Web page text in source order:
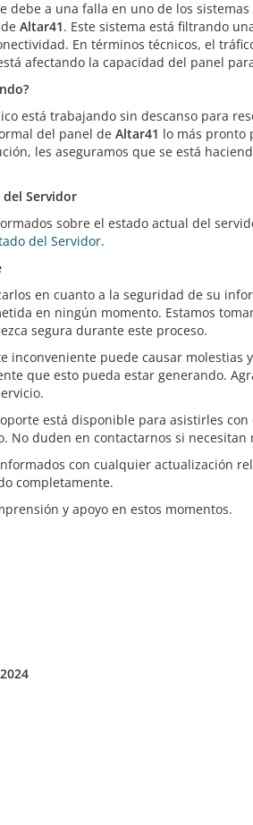
debe a una falla en uno de los
Altar41. Este sistema está filtrando
En términos técnicos, el
afectando la capacidad del panel
está trabajando sin descanso para
del panel de Altar41 lo más pronto
les aseguramos que se está
Servidor
sobre el estado actual del
del Servidor.
en cuanto a la seguridad de su
en ningún momento. Estamos
segura durante este proceso.
inconveniente puede causar
que esto pueda estar generando.
está disponible para asistirles
No duden en contactarnos si
con cualquier actualización
completamente.
y apoyo en estos momentos.